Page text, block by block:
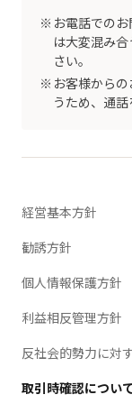
お電話での
は大変混み
さい。
お客様から
うため、通話
経営基本方針
勧誘方針
個人情報保護方針
利益相反管理方針
反社会的勢力に対
取引時確認につい